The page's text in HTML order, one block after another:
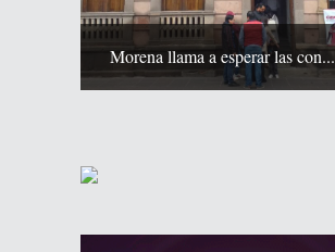
Morena llama a esperar las con...